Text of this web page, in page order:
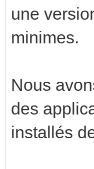
une
minimes.
Nous
des
installés